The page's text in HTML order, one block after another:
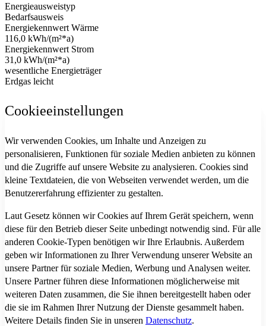
Energieausweistyp
Bedarfsausweis
Energiekennwert Wärme
116,0 kWh/(m²*a)
Energiekennwert Strom
31,0 kWh/(m²*a)
wesentliche Energieträger
Erdgas leicht
Cookieeinstellungen
Wir verwenden Cookies, um Inhalte und Anzeigen zu
personalisieren, Funktionen für soziale Medien anbieten zu können
und die Zugriffe auf unsere Website zu analysieren. Cookies sind
kleine Textdateien, die von Webseiten verwendet werden, um die
Benutzererfahrung effizienter zu gestalten.
Laut Gesetz können wir Cookies auf Ihrem Gerät speichern, wenn
diese für den Betrieb dieser Seite unbedingt notwendig sind. Für alle
anderen Cookie-Typen benötigen wir Ihre Erlaubnis. Außerdem
geben wir Informationen zu Ihrer Verwendung unserer Website an
unsere Partner für soziale Medien, Werbung und Analysen weiter.
Unsere Partner führen diese Informationen möglicherweise mit
weiteren Daten zusammen, die Sie ihnen bereitgestellt haben oder
die sie im Rahmen Ihrer Nutzung der Dienste gesammelt haben.
Weitere Details finden Sie in unseren Datenschutz.